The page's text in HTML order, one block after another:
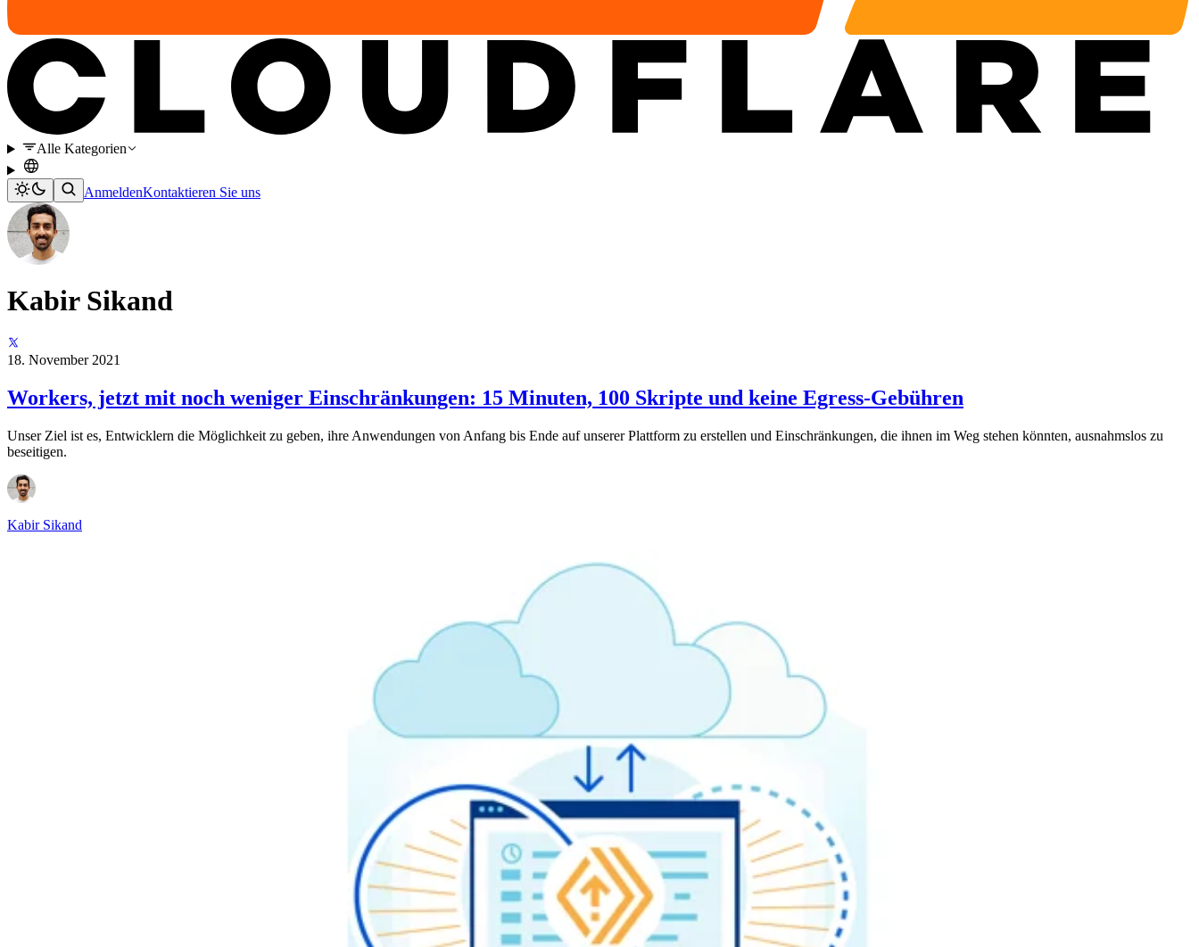
Alle Kategorien
AnmeldenKontaktieren Sie uns
Kabir Sikand
18. November 2021
Workers, jetzt mit noch weniger Einschränkungen: 15 Minuten, 100 Skripte und keine Egress-Gebühren
Unser Ziel ist es, Entwicklern die Möglichkeit zu geben, ihre Anwendungen von Anfang bis Ende auf unserer Plattform zu erstellen und Einschränkungen, die ihnen im Weg stehen könnten, ausnahmslos zu
beseitigen.
Kabir Sikand